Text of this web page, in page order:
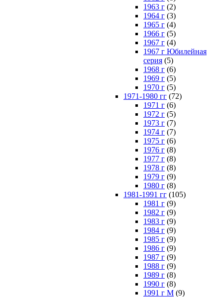
1963 г (2)
1964 г (3)
1965 г (4)
1966 г (5)
1967 г (4)
1967 г Юбилейная
серия (5)
1968 г (6)
1969 г (5)
1970 г (5)
1971-1980 гг (72)
1971 г (6)
1972 г (5)
1973 г (7)
1974 г (7)
1975 г (6)
1976 г (8)
1977 г (8)
1978 г (8)
1979 г (9)
1980 г (8)
1981-1991 гг (105)
1981 г (9)
1982 г (9)
1983 г (9)
1984 г (9)
1985 г (9)
1986 г (9)
1987 г (9)
1988 г (9)
1989 г (8)
1990 г (8)
1991 г М (9)